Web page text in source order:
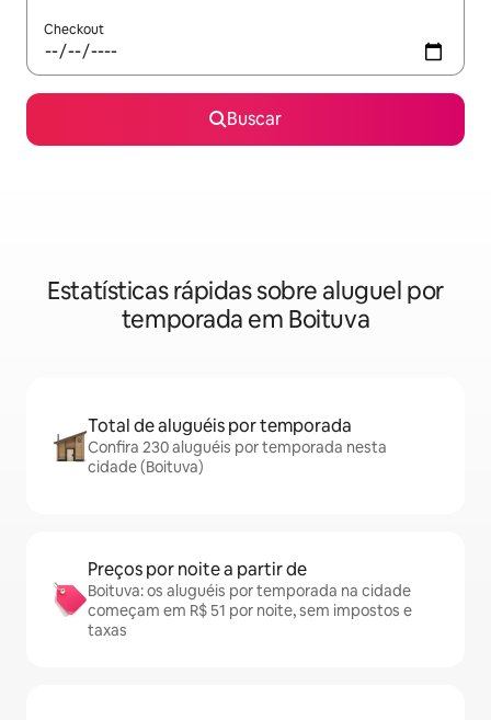
Checkout
Buscar
Estatísticas rápidas sobre aluguel por
temporada em Boituva
Total de aluguéis por temporada
Confira 230 aluguéis por temporada nesta
cidade (Boituva)
Preços por noite a partir de
Boituva: os aluguéis por temporada na cidade
começam em R$ 51 por noite, sem impostos e
taxas